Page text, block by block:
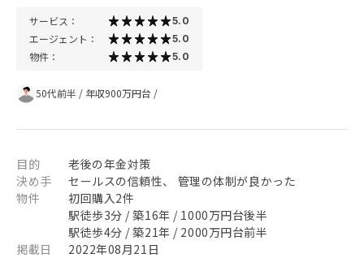
サービス： 5.0
エージェント： 5.0
物件： 5.0
50代前半 / 年収900万円台 /
目的
老後の年金対策
決め手
セールスの信頼性、 管理の体制が良かった
物件
初回購入2件
駅徒歩3分 / 築16年 / 1000万円台後半
駅徒歩4分 / 築21年 / 2000万円台前半
掲載日
2022年08月21日